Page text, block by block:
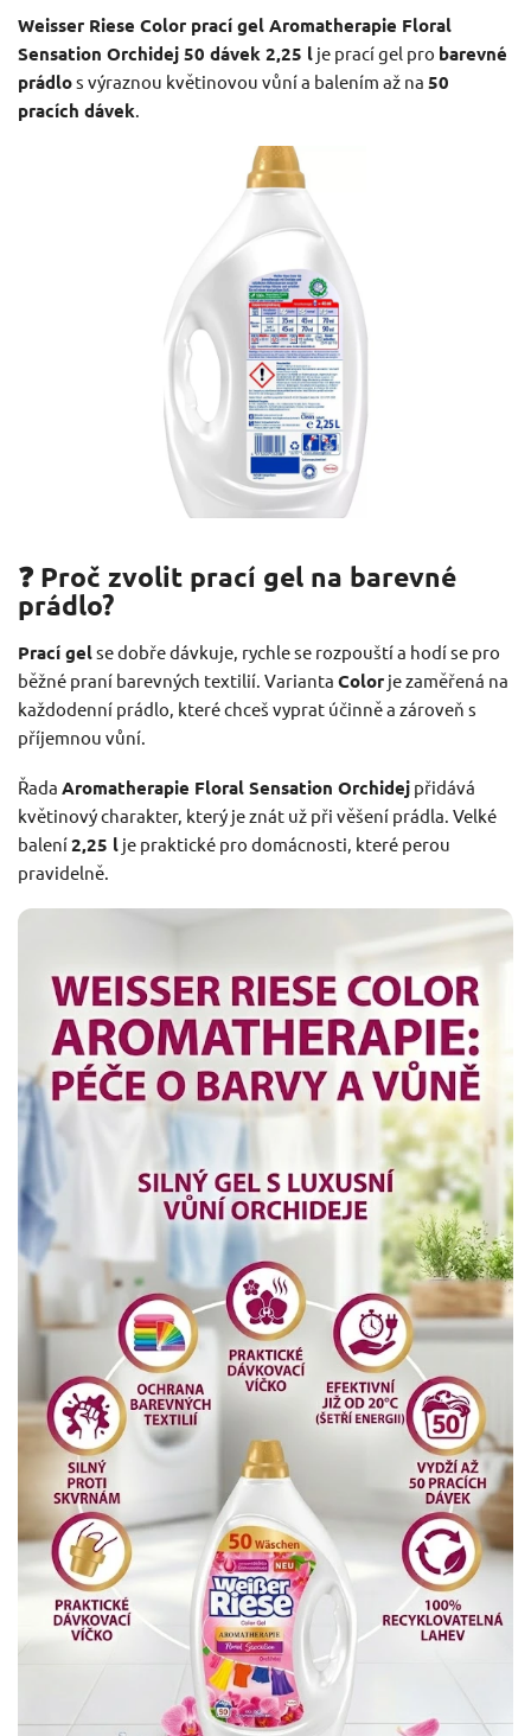
Weisser Riese Color prací gel Aromatherapie Floral
Sensation Orchidej 50 dávek 2,25 l je prací gel pro barevné
prádlos výraznou květinovou vůní a balením až na 50
pracích dávek.
❓ Proč zvolit prací gel na barevné
prádlo?
Prací gelse dobře dávkuje, rychle se rozpouští a hodí se pro
běžné praní barevných textilií. Varianta Color je zaměřená na
každodenní prádlo, které chceš vyprat účinně a zároveň s
příjemnou vůní.
Řada Aromatherapie Floral Sensation Orchidej přidává
květinový charakter, který je znát už při věšení prádla. Velké
balení2,25 l je praktické pro domácnosti, které perou
pravidelně.